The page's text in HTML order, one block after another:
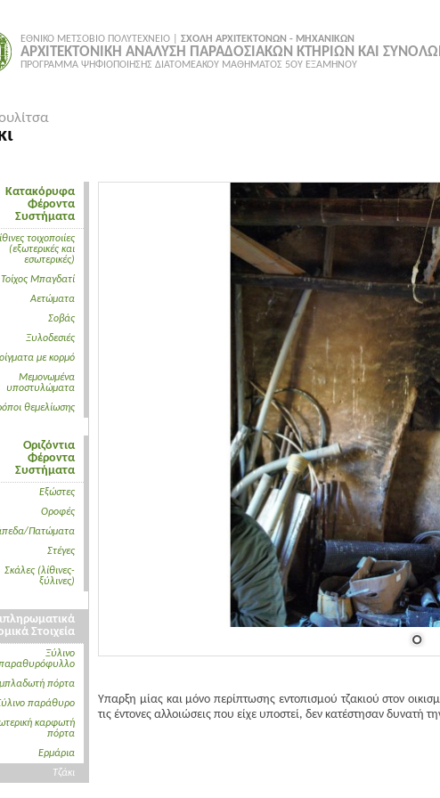
ΕΘΝΙΚΟ ΜΕΤΣΟΒΙΟ ΠΟΛΥΤΕΧΝΕΙΟ | ΣΧΟΛΗ ΑΡΧΙΤΕΚΤΟΝΩΝ - ΜΗΧΑΝΙΚΩΝ
ΑΡΧΙΤΕΚΤΟΝΙΚΗ ΑΝΑΛΥΣΗ ΠΑΡΑΔΟΣΙΑΚΩΝ ΚΤΗΡΙΩΝ ΚΑΙ
ΠΡΟΓΡΑΜΜΑ ΨΗΦΙΟΠΟΙΗΣΗΣ ΔΙΑΤΟΜΕΑΚΟΥ ΜΑΘΗΜΑΤΟΣ 5ΟΥ ΕΞΑΜΗΝΟΥ
Κατακόρυφα
Φέροντα
Συστήματα
τοιχοποιίες
(εξωτερικές και
εσωτερικές)
Τοίχος Μπαγδατί
Αετώματα
Σοβάς
Ξυλοδεσιές
με κορμό
Μεμονωμένα
υποστυλώματα
θεμελίωσης
Οριζόντια
Φέροντα
Συστήματα
Εξώστες
Οροφές
Πατώματα
Στέγες
Σκάλες (λίθινες-
ξύλινες)
Στοιχεία
Ξύλινο
πόρτα
παράθυρο
καρφωτή
πόρτα
Ερμάρια
Τζάκι
Υπαρξη μίας και μόνο περίπτωσης εντοπισμού τζακιού στον
τις έντονες αλλοιώσεις που είχε υποστεί, δεν κατέστησαν δυνατή